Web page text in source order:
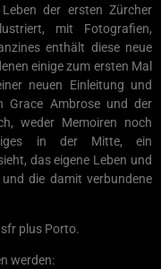
der ersten Zürcher
mit Fotografien,
enthält diese neue
einige zum ersten Mal
neuen Einleitung und
Grace Ambrose und der
weder Memoiren noch
in der Mitte, ein
das eigene Leben und
die damit verbundene
plus Porto.
werden: